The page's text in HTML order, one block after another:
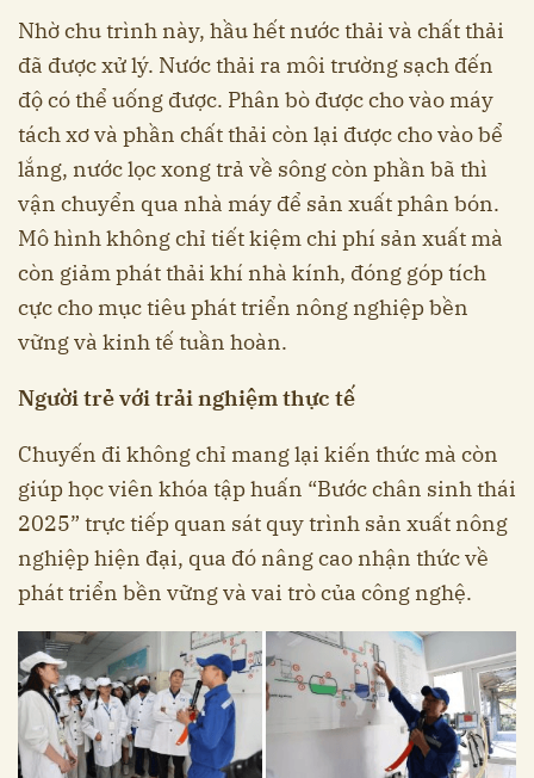
Nhờ chu trình này, hầu hết nước thải và chất thải
đã được xử lý. Nước thải ra môi trường sạch đến
độ có thể uống được. Phân bò được cho vào máy
tách xơ và phần chất thải còn lại được cho vào bể
lắng, nước lọc xong trả về sông còn phần bã thì
vận chuyển qua nhà máy để sản xuất phân bón.
Mô hình không chỉ tiết kiệm chi phí sản xuất mà
còn giảm phát thải khí nhà kính, đóng góp tích
cực cho mục tiêu phát triển nông nghiệp bền
vững và kinh tế tuần hoàn.
Người trẻ với trải nghiệm thực tế
Chuyến đi không chỉ mang lại kiến thức mà còn
giúp học viên khóa tập huấn “Bước chân sinh thái
2025” trực tiếp quan sát quy trình sản xuất nông
nghiệp hiện đại, qua đó nâng cao nhận thức về
phát triển bền vững và vai trò của công nghệ.